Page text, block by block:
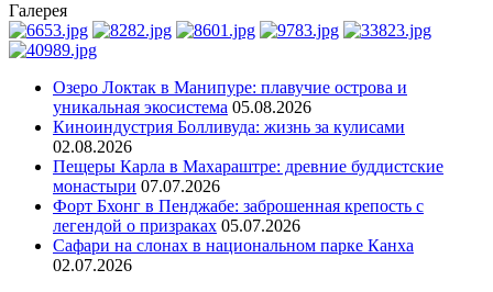
Галерея
Озеро Локтак в Манипуре: плавучие острова и
уникальная экосистема 05.08.2026
Киноиндустрия Болливуда: жизнь за кулисами
02.08.2026
Пещеры Карла в Махараштре: древние буддистские
монастыри 07.07.2026
Форт Бхонг в Пенджабе: заброшенная крепость с
легендой о призраках 05.07.2026
Сафари на слонах в национальном парке Канха
02.07.2026